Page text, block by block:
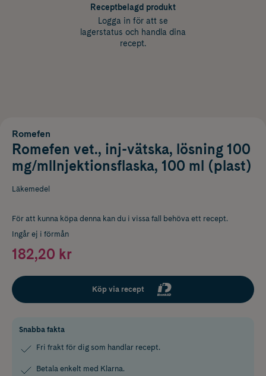
Receptbelagd produkt
Logga in för att se
lagerstatus och handla dina
recept.
Romefen
Romefen vet., inj-vätska, lösning 100
mg/mlInjektionsflaska, 100 ml (plast)
Läkemedel
För att kunna köpa denna kan du i vissa fall behöva ett recept.
Ingår ej i förmån
182,20 kr
Köp via recept
Snabba fakta
Fri frakt för dig som handlar recept.
Betala enkelt med Klarna.